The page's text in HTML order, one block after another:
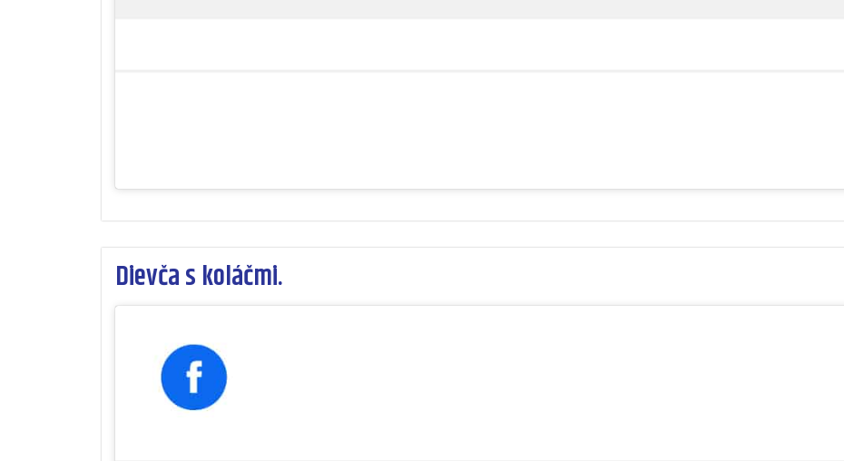
Dievča s koláčmi.